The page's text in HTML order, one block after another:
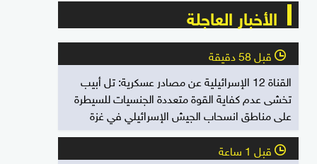
الأخبار العاجلة
l قبل 58 دقيقة
القناة 12 الإسرائيلية عن مصادر عسكرية: تل أبيب
تخشى عدم كفاية القوة متعددة الجنسيات للسيطرة
على مناطق انسحاب الجيش الإسرائيلي في غزة
l قبل 1 ساعة